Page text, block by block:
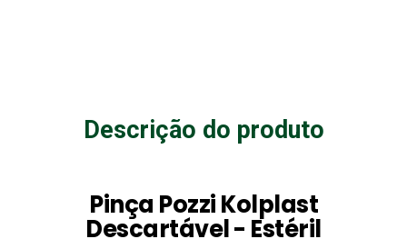
Descrição do produto
Pinça Pozzi Kolplast
Descartável - Estéril